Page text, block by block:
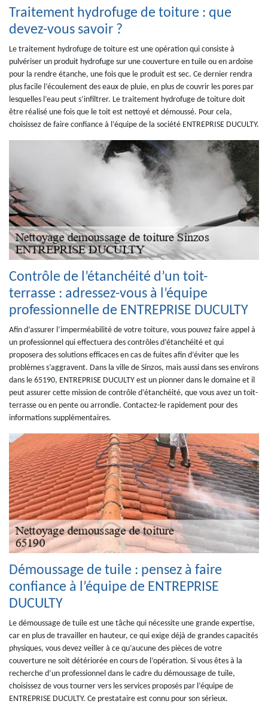
Traitement hydrofuge de toiture : que
devez-vous savoir ?
Le traitement hydrofuge de toiture est une opération qui consiste à
pulvériser un produit hydrofuge sur une couverture en tuile ou en ardoise
pour la rendre étanche, une fois que le produit est sec. Ce dernier rendra
plus facile l’écoulement des eaux de pluie, en plus de couvrir les pores par
lesquelles l’eau peut s’infiltrer. Le traitement hydrofuge de toiture doit
être réalisé une fois que le toit est nettoyé et démoussé. Pour cela,
choisissez de faire confiance à l’équipe de la société ENTREPRISE DUCULTY.
Contrôle de l’étanchéité d’un toit-
terrasse : adressez-vous à l’équipe
professionnelle de ENTREPRISE DUCULTY
Afin d’assurer l’imperméabilité de votre toiture, vous pouvez faire appel à
un professionnel qui effectuera des contrôles d’étanchéité et qui
proposera des solutions efficaces en cas de fuites afin d’éviter que les
problèmes s’aggravent. Dans la ville de Sinzos, mais aussi dans ses environs
dans le 65190, ENTREPRISE DUCULTY est un pionner dans le domaine et il
peut assurer cette mission de contrôle d’étanchéité, que vous avez un toit-
terrasse ou en pente ou arrondie. Contactez-le rapidement pour des
informations supplémentaires.
Démoussage de tuile : pensez à faire
confiance à l’équipe de ENTREPRISE
DUCULTY
Le démoussage de tuile est une tâche qui nécessite une grande expertise,
car en plus de travailler en hauteur, ce qui exige déjà de grandes capacités
physiques, vous devez veiller à ce qu’aucune des pièces de votre
couverture ne soit détériorée en cours de l’opération. Si vous êtes à la
recherche d’un professionnel dans le cadre du démoussage de tuile,
choisissez de vous tourner vers les services proposés par l’équipe de
ENTREPRISE DUCULTY. Ce prestataire est connu pour son sérieux.